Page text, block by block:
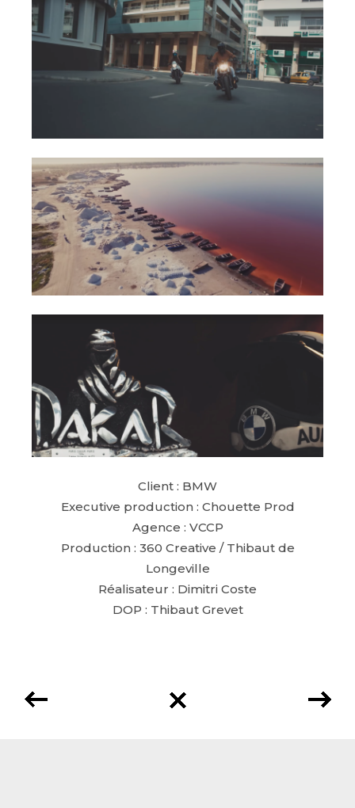
Client : BMW
Executive production : Chouette Prod
Agence : VCCP
Production : 360 Creative / Thibaut de
Longeville
Réalisateur : Dimitri Coste
DOP : Thibaut Grevet